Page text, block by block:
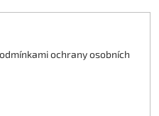
ochrany osobních